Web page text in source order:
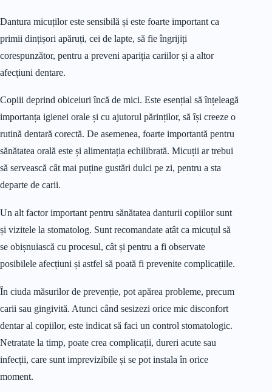
Dantura micuților este sensibilă și este foarte important ca
primii dințișori apăruți, cei de lapte, să fie îngrijiți
corespunzător, pentru a preveni apariția cariilor și a altor
afecțiuni dentare.
Copiii deprind obiceiuri încă de mici. Este esențial să înțeleagă
importanța igienei orale și cu ajutorul părinților, să își creeze o
rutină dentară corectă. De asemenea, foarte importantă pentru
sănătatea orală este și alimentația echilibrată. Micuții ar trebui
să servească cât mai puține gustări dulci pe zi, pentru a sta
departe de carii.
Un alt factor important pentru sănătatea danturii copiilor sunt
și vizitele la stomatolog. Sunt recomandate atât ca micuțul să
se obișnuiască cu procesul, cât și pentru a fi observate
posibilele afecțiuni și astfel să poată fi prevenite complicațiile.
În ciuda măsurilor de prevenție, pot apărea probleme, precum
carii sau gingivită. Atunci când sesizezi orice mic disconfort
dentar al copiilor, este indicat să faci un control stomatologic.
Netratate la timp, poate crea complicații, dureri acute sau
infecții, care sunt imprevizibile și se pot instala în orice
moment.